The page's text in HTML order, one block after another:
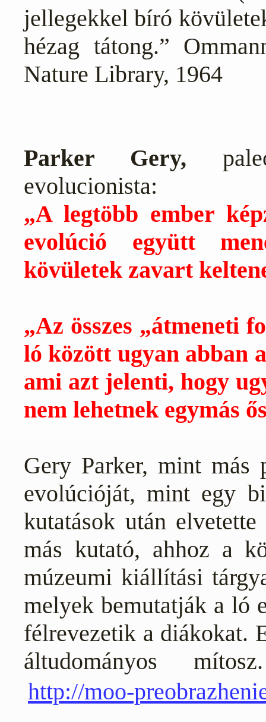
jellegekkel bíró
hézag tátong.”
Nature Library, 1964
Parker Gery,
evolucionista:
„A legtöbb ember
evolúció együtt
kövületek zavart
„Az összes „átmeneti
ló között ugyan abban
ami azt jelenti, hogy
nem lehetnek egymás
Gery Parker, mint más
evolúcióját, mint egy
kutatások után
más kutató, ahhoz a
múzeumi kiállítási
melyek bemutatják a ló
félrevezetik a diákokat.
áltudományos
http://moo-